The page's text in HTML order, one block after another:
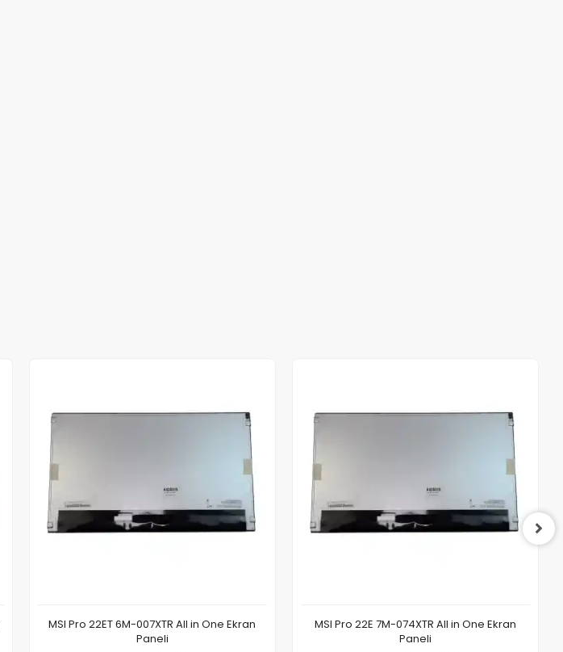
MSI Pro 22ET 6M-007XTR All in One Ekran
Paneli
MSI Pro 22E 7M-074XTR All in One Ekran
Paneli